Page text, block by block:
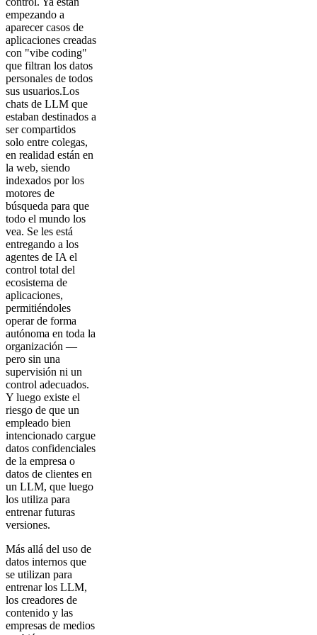
empezando a
aparecer casos de
aplicaciones creadas
con "vibe coding"
que filtran los datos
personales de todos
sus usuarios.Los
chats de LLM que
estaban destinados a
ser compartidos
solo entre colegas,
en realidad están en
la web, siendo
indexados por los
motores de
búsqueda para que
todo el mundo los
vea. Se les está
entregando a los
agentes de IA el
control total del
ecosistema de
aplicaciones,
permitiéndoles
operar de forma
autónoma en toda la
organización —
pero sin una
supervisión ni un
control adecuados.
Y luego existe el
riesgo de que un
empleado bien
intencionado cargue
datos confidenciales
de la empresa o
datos de clientes en
un LLM, que luego
los utiliza para
entrenar futuras
versiones.
Más allá del uso de
datos internos que
se utilizan para
entrenar los LLM,
los creadores de
contenido y las
empresas de medios